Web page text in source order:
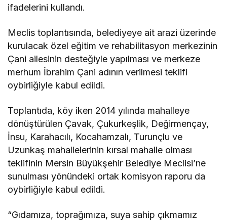
ifadelerini kullandı.
Meclis toplantısında, belediyeye ait arazi üzerinde
kurulacak özel eğitim ve rehabilitasyon merkezinin
Çani ailesinin desteğiyle yapılması ve merkeze
merhum İbrahim Çani adının verilmesi teklifi
oybirliğiyle kabul edildi.
Toplantıda, köy iken 2014 yılında mahalleye
dönüştürülen Çavak, Çukurkeşlik, Değirmençay,
İnsu, Karahacılı, Kocahamzalı, Turunçlu ve
Uzunkaş mahallelerinin kırsal mahalle olması
teklifinin Mersin Büyükşehir Belediye Meclisi’ne
sunulması yönündeki ortak komisyon raporu da
oybirliğiyle kabul edildi.
“Gıdamıza, toprağımıza, suya sahip çıkmamız